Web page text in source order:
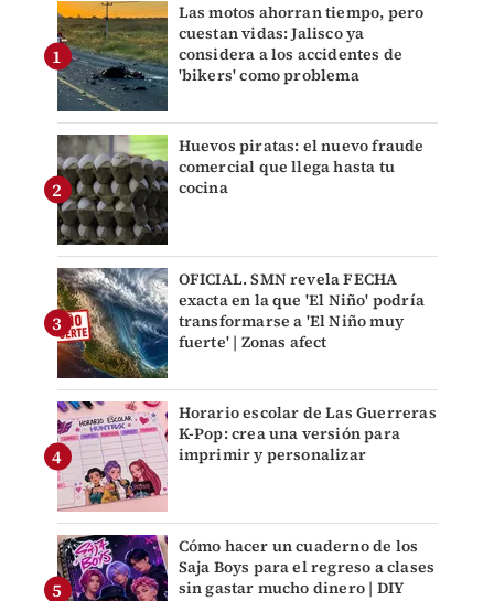
Las motos ahorran tiempo, pero
cuestan vidas: Jalisco ya
considera a los accidentes de
'bikers' como problema
Huevos piratas: el nuevo fraude
comercial que llega hasta tu
cocina
OFICIAL. SMN revela FECHA
exacta en la que 'El Niño' podría
transformarse a 'El Niño muy
fuerte' | Zonas afect
Horario escolar de Las Guerreras
K-Pop: crea una versión para
imprimir y personalizar
Cómo hacer un cuaderno de los
Saja Boys para el regreso a clases
sin gastar mucho dinero | DIY